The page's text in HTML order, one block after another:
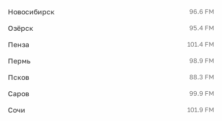
Новосибирск 96.6 FM
Озёрск 95.4 FM
Пенза 101.4 FM
Пермь 98.9 FM
Псков 88.3 FM
Саров 99.9 FM
Сочи 101.9 FM